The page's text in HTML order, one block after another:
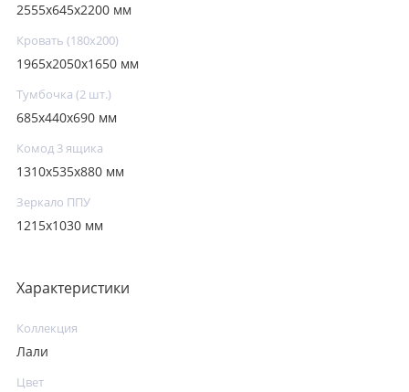
2555x645x2200 мм
Кровать (180х200)
1965x2050x1650 мм
Тумбочка (2 шт.)
685x440x690 мм
Комод 3 ящика
1310x535х880 мм
Зеркало ППУ
1215х1030 мм
Характеристики
Коллекция
Лали
Цвет